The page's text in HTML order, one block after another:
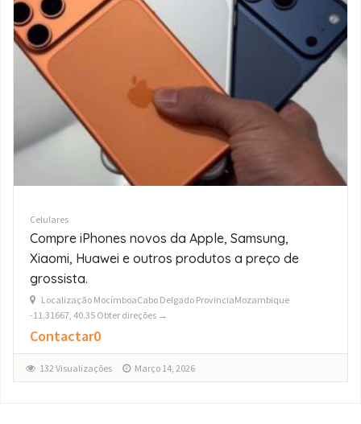
Celulares
Fornecedores Grossistas de iPhone
17/16/15/14/13 Pro Max
Localização St.andrew36803KaTembeMaputo - CidadeMozambique
-26.02985, 32.53204 Obter direções →
$0